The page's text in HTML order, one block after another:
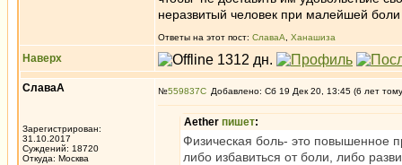
неразвитый человек при малейшей боли
Ответы на этот пост: СлаваА Ханашиза
Наверх
СлаваА
Зарегистрирован:
31.10.2017
Суждений: 18720
Откуда: Москва
№559837 Добавлено: Сб 19 Дек 20, 13:45 (6 лет
Aether пишет:
Физическая боль- это повышенное
либо избавиться от боли, либо